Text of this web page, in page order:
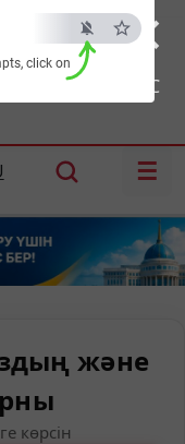
×
ESC
click on
Шымкент:24°C
☰
және
көрсін